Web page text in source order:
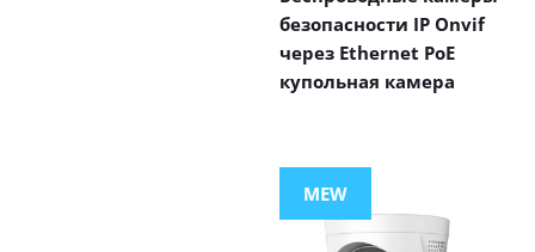
безопасности IP Onvif
через Ethernet PoE
купольная камера
MEW